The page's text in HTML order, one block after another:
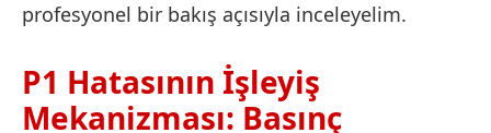
profesyonel bir bakış açısıyla inceleyelim.
P1 Hatasının İşleyiş
Mekanizması: Basınç